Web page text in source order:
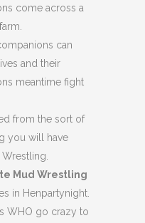
come across a
can
and their
meantime fight
from the sort of
you will have
Mud Wrestling
in Henpartynight.
WHO go crazy to